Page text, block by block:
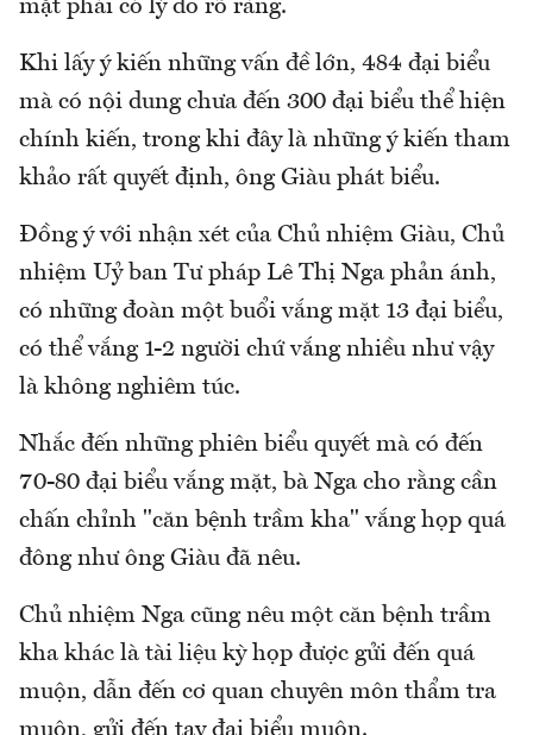
mặt phải có lý do rõ ràng.
Khi lấy ý kiến những vấn đề lớn, 484 đại biểu
mà có nội dung chưa đến 300 đại biểu thể hiện
chính kiến, trong khi đây là những ý kiến tham
khảo rất quyết định, ông Giàu phát biểu.
Đồng ý với nhận xét của Chủ nhiệm Giàu, Chủ
nhiệm Uỷ ban Tư pháp Lê Thị Nga phản ánh,
có những đoàn một buổi vắng mặt 13 đại biểu,
có thể vắng 1-2 người chứ vắng nhiều như vậy
là không nghiêm túc.
Nhắc đến những phiên biểu quyết mà có đến
70-80 đại biểu vắng mặt, bà Nga cho rằng cần
chấn chỉnh "căn bệnh trầm kha" vắng họp quá
đông như ông Giàu đã nêu.
Chủ nhiệm Nga cũng nêu một căn bệnh trầm
kha khác là tài liệu kỳ họp được gửi đến quá
muộn, dẫn đến cơ quan chuyên môn thẩm tra
muộn, gửi đến tay đại biểu muộn.